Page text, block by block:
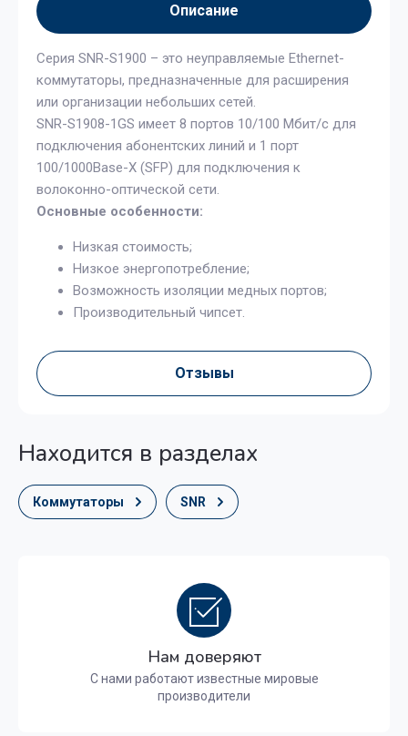
Описание
Серия SNR-S1900 – это неуправляемые Ethernet-
коммутаторы, предназначенные для расширения
или организации небольших сетей.
SNR-S1908-1GS имеет 8 портов 10/100 Мбит/с для
подключения абонентских линий и 1 порт
100/1000Base-X (SFP) для подключения к
волоконно-оптической сети.
Основные особенности:
Низкая стоимость;
Низкое энергопотребление;
Возможность изоляции медных портов;
Производительный чипсет.
Отзывы
Находится в разделах
Коммутаторы SNR
Нам доверяют
С нами работают известные мировые
производители